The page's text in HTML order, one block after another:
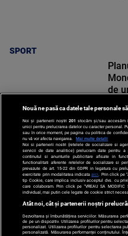
SPORT
SPORT
de
Nouă ne pasă ca datele tale personale
Noi și partenerii noștri 201 stocăm și/sau accesăm
unici pentru prelucrarea datelor cu caracter personal.
sau în orice moment, pe pagina cu politica de
nu vă vor afecta navigarea.
Mai multe detalii
Noi si partenerii nostri (retelele de socializare si
servicii de date analitice) prelucram date pentru a
continutul si anunturile publicitare afisate in
functionalitati aferente retelelor de socializare si
prevazute de art. 15-22 din GDPR in legatura cu
exercitate prin modalitatea indicataaici . Prin click pe
tip Cookie, care implica inclusiv acceptul dvs. cu
care colaboram. Prin click pe “VREAU SA MODIFIC
individual, mai putin cele legate de cookie strict
Atât noi, cât și partenerii noștri
Dezvoltarea și îmbunătățirea serviciilor. Măsurarea
de pe un dispozitiv. Utilizarea profilurilor pentru
personalizat. Utilizarea profilurilor pentru selectarea
personalizată. Măsurarea performanței conținutului.